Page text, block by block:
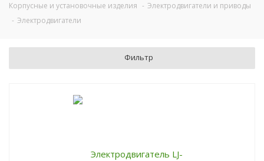
Корпусные и установочные изделия - Электродвигатели и приводы
- Электродвигатели
Фильтр